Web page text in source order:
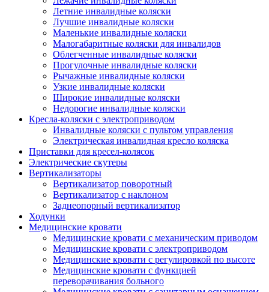
Летние инвалидные коляски
Лучшие инвалидные коляски
Маленькие инвалидные коляски
Малогабаритные коляски для инвалидов
Облегченные инвалидные коляски
Прогулочные инвалидные коляски
Рычажные инвалидные коляски
Узкие инвалидные коляски
Широкие инвалидные коляски
Недорогие инвалидные коляски
Кресла-коляски с электроприводом
Инвалидные коляски с пультом управления
Электрическая инвалидная кресло коляска
Приставки для кресел-колясок
Электрические скутеры
Вертикализаторы
Вертикализатор поворотный
Вертикализатор с наклоном
Заднеопорный вертикализатор
Ходунки
Медицинские кровати
Медицинские кровати с механическим приводом
Медицинские кровати с электроприводом
Медицинские кровати с регулировкой по высоте
Медицинские кровати с функцией
переворачивания больного